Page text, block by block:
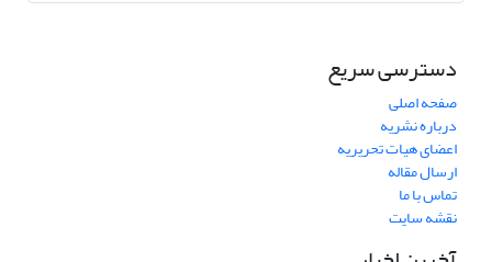
دسترسی سریع
صفحه اصلی
درباره نشریه
اعضای هیات تحریریه
ارسال مقاله
تماس با ما
نقشه سایت